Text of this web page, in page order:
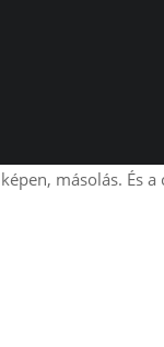
másolás. És a